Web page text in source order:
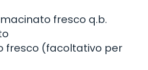
fresco q.b.
fresco (facoltativo per